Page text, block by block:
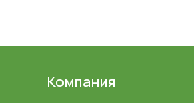
Компания